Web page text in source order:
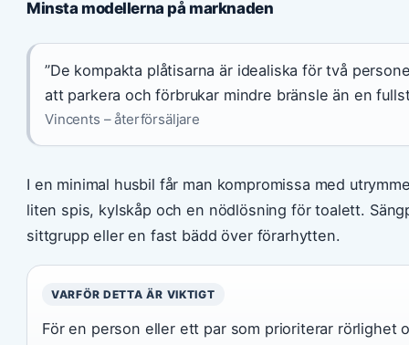
Minsta modellerna på marknaden
”De kompakta plåtisarna är idealiska för två
att parkera och förbrukar mindre bränsle än en
Vincents – återförsäljare
I en minimal husbil får man kompromissa med
liten spis, kylskåp och en nödlösning för toalett.
sittgrupp eller en fast bädd över förarhytten.
VARFÖR DETTA ÄR VIKTIGT
För en person eller ett par som prioriterar rörlighet